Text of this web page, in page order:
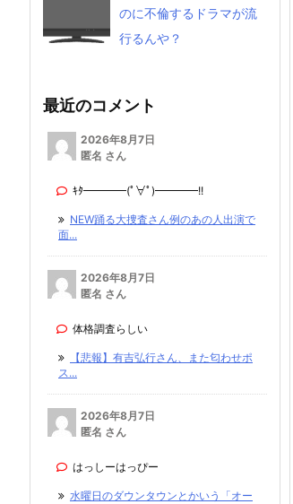
のに不倫するドラマが流
行るんや？
最近のコメント
2026年8月7日
匿名 さん
ｷﾀ━━━━(ﾟ∀ﾟ)━━━━!!
NEW踊る大捜査さん例のあの人出演で
面...
2026年8月7日
匿名 さん
体格調査らしい
【悲報】有吉弘行さん、また匂わせポ
ス...
2026年8月7日
匿名 さん
はっしーはっぴー
水曜日のダウンタウンとかいう「オー